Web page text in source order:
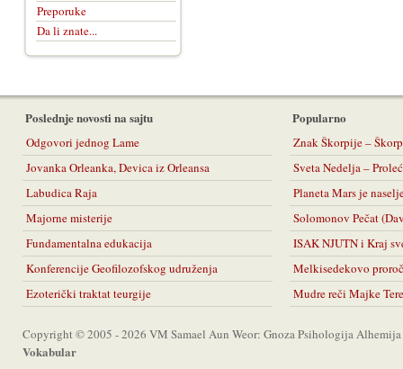
Preporuke
Da li znate...
Poslednje novosti na sajtu
Odgovori jednog Lame
Jovanka Orleanka, Devica iz Orleansa
Labudica Raja
Majorne misterije
Fundamentalna edukacija
Konferencije Geofilozofskog udruženja
Ezoterički traktat teurgije
Popularno
Znak Škorpije –
Sveta Nedelja –
Planeta Mars je
Solomonov Pečat
ISAK NJUTN i Kraj
Melkisedekovo
Mudre reči Majke
Copyright © 2005 - 2026 VM Samael Aun Weor: Gnoza Psihologija
Vokabular